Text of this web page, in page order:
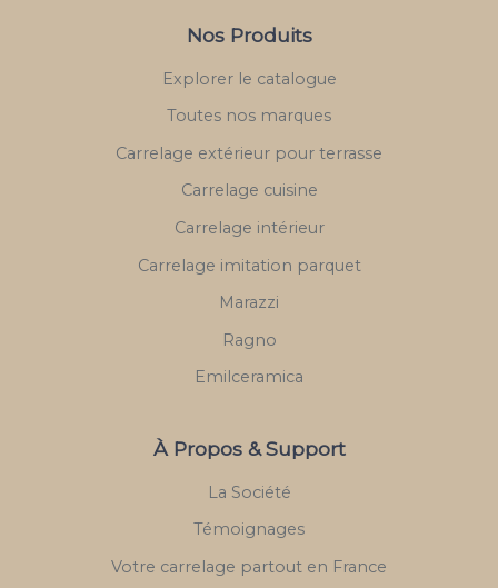
Nos Produits
Explorer le catalogue
Toutes nos marques
Carrelage extérieur pour terrasse
Carrelage cuisine
Carrelage intérieur
Carrelage imitation parquet
Marazzi
Ragno
Emilceramica
À Propos & Support
La Société
Témoignages
Votre carrelage partout en France